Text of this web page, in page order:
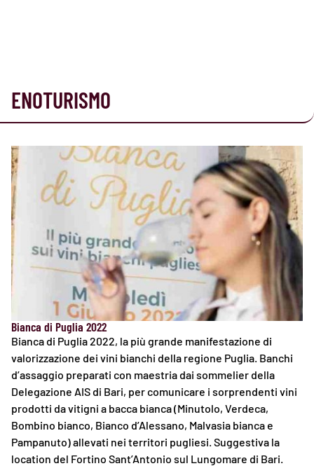
ENOTURISMO
Bianca di Puglia 2022
Bianca di Puglia 2022, la più grande manifestazione di
valorizzazione dei vini bianchi della regione Puglia. Banchi
d’assaggio preparati con maestria dai sommelier della
Delegazione AIS di Bari, per comunicare i sorprendenti vini
prodotti da vitigni a bacca bianca (Minutolo, Verdeca,
Bombino bianco, Bianco d’Alessano, Malvasia bianca e
Pampanuto) allevati nei territori pugliesi. Suggestiva la
location del Fortino Sant’Antonio sul Lungomare di Bari.